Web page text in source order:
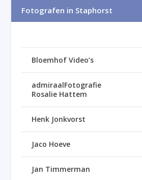
Fotografen in Staphorst
Bloemhof Video’s
admiraalFotografie
Rosalie Hattem
Henk Jonkvorst
Jaco Hoeve
Jan Timmerman